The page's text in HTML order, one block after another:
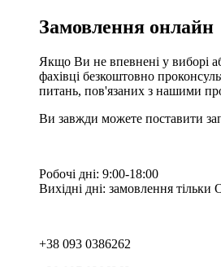
Замовлення онлайн
Якщо Ви не впевнені у виборі
фахівці безкоштовно
питань, пов'язаних з нашими
Ви завжди можете поставити
Робочі дні: 9:00-18:00
Вихідні дні: замовлення тільки
+38 093 0386262